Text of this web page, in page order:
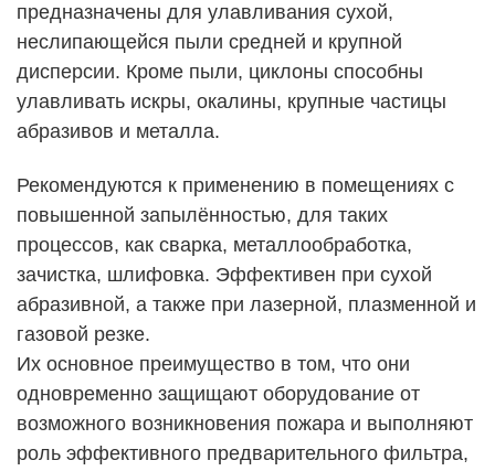
предназначены для улавливания сухой,
неслипающейся пыли средней и крупной
дисперсии. Кроме пыли, циклоны способны
улавливать искры, окалины, крупные частицы
абразивов и металла.
Рекомендуются к применению в помещениях с
повышенной запылённостью, для таких
процессов, как сварка, металлообработка,
зачистка, шлифовка. Эффективен при сухой
абразивной, а также при лазерной, плазменной и
газовой резке.
Их основное преимущество в том, что они
одновременно защищают оборудование от
возможного возникновения пожара и выполняют
роль эффективного предварительного фильтра,